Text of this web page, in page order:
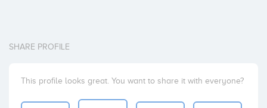
SHARE PROFILE
This profile looks great. You want to share it with everyone?